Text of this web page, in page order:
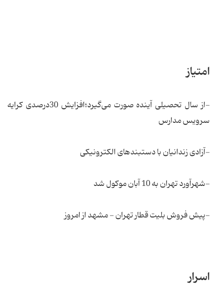
امتیاز
-از سال تحصیلی آینده صورت می‌گیرد؛افزایش 30درصدی کرایه
سرویس مدارس
-آزادی زندانیان با دستبندهای الکترونیکی
-شهرآورد تهران به 10 آبان موکول شد
-پیش فروش بلیت قطار تهران - مشهد از امروز
اسرار